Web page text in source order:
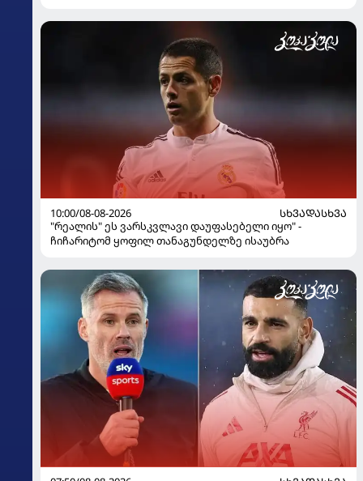
10:00/08-08-2026
ᲡᲮᲕᲐᲓᲐᲡᲮᲕᲐ
"რეალის" ეს ვარსკვლავი დაუფასებელი იყო" -
ჩიჩარიტომ ყოფილ თანაგუნდელზე ისაუბრა